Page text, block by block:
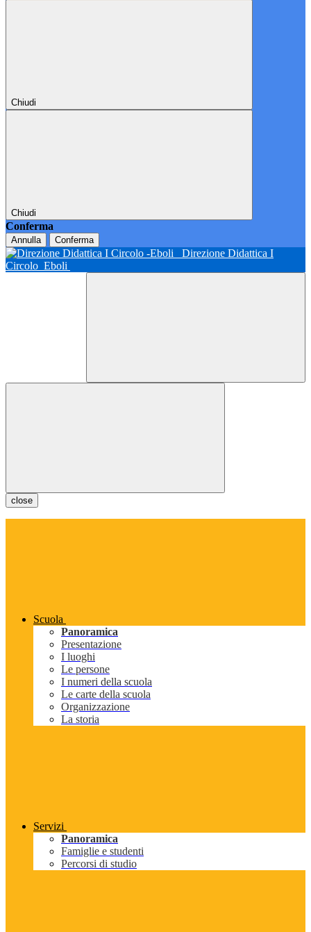
Chiudi
Chiudi
Conferma
Annulla Conferma
Direzione Didattica I
Circolo Eboli
close
Scuola
Panoramica
Presentazione
I luoghi
Le persone
I numeri della scuola
Le carte della scuola
Organizzazione
La storia
Servizi
Panoramica
Famiglie e studenti
Percorsi di studio